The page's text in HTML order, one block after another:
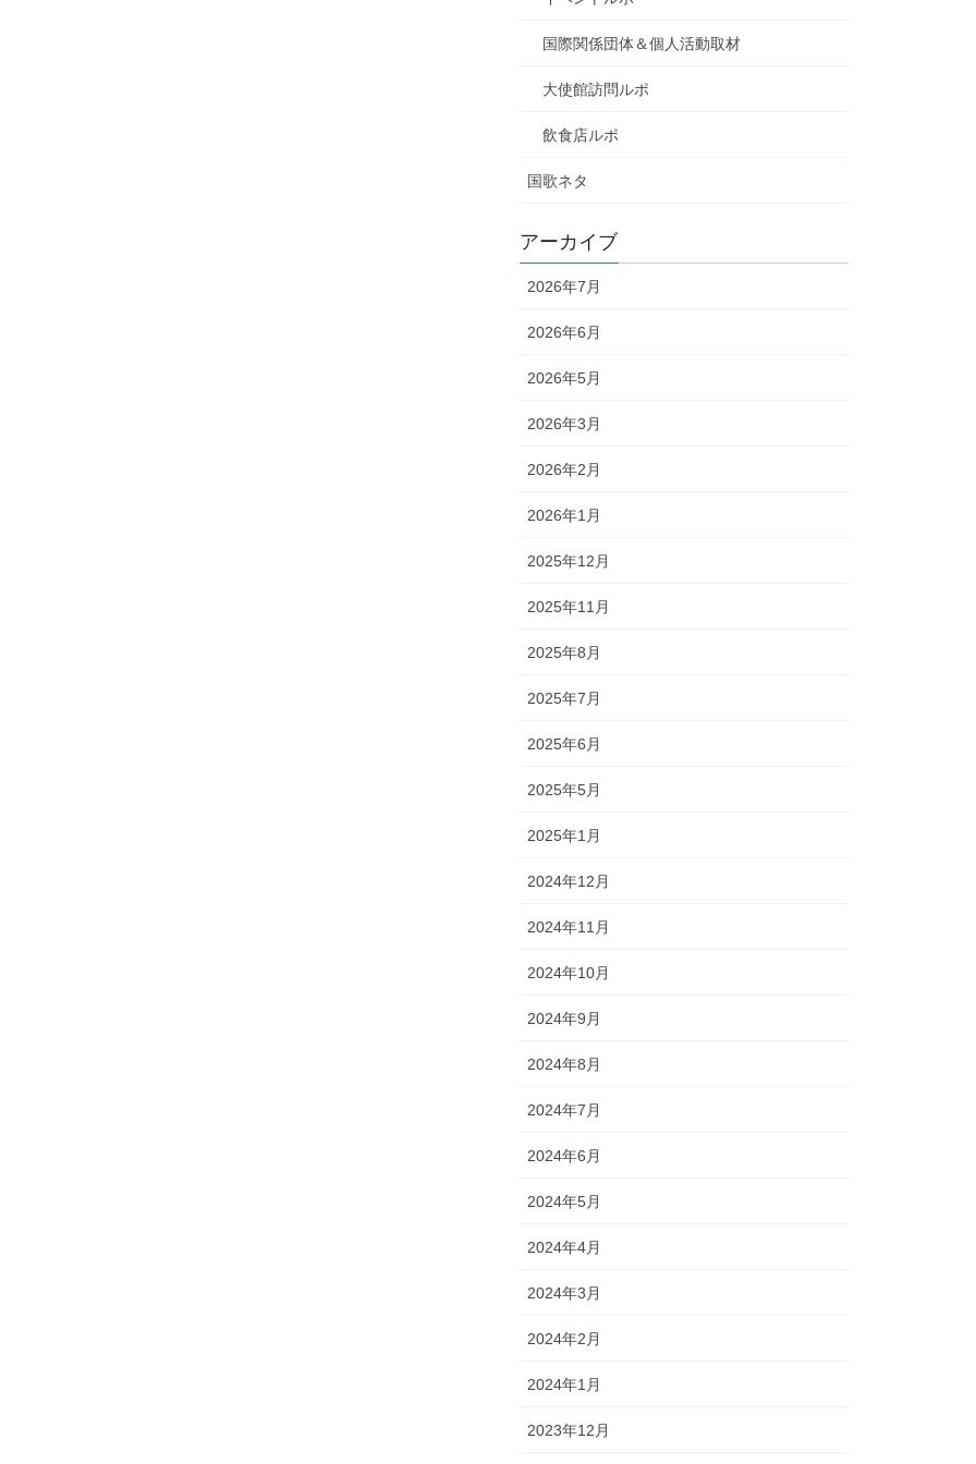
国際関係団体＆個人活動取材
大使館訪問ルポ
飲食店ルポ
国歌ネタ
アーカイブ
2026年7月
2026年6月
2026年5月
2026年3月
2026年2月
2026年1月
2025年12月
2025年11月
2025年8月
2025年7月
2025年6月
2025年5月
2025年1月
2024年12月
2024年11月
2024年10月
2024年9月
2024年8月
2024年7月
2024年6月
2024年5月
2024年4月
2024年3月
2024年2月
2024年1月
2023年12月